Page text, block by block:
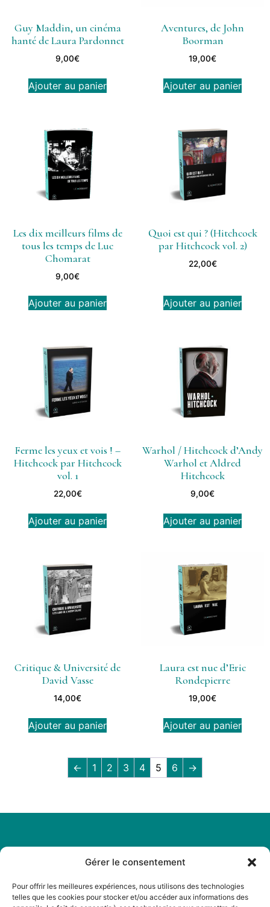
Gérer le consentement
Pour offrir les meilleures expériences, nous utilisons des technologies
telles que les cookies pour stocker et/ou accéder aux informations des
Guy Maddin, un cinéma
hanté de Laura Pardonnet
9,00€
Ajouter au panier
Aventures, de John
Boorman
19,00€
Ajouter au panier
Les dix meilleurs films de
tous les temps de Luc
Chomarat
9,00€
Ajouter au panier
Quoi est qui ? (Hitchcock
par Hitchcock vol. 2)
22,00€
Ajouter au panier
Ferme les yeux et vois ! –
Hitchcock par Hitchcock
vol. 1
22,00€
Ajouter au panier
Warhol / Hitchcock d’Andy
Warhol et Aldred
Hitchcock
9,00€
Ajouter au panier
Critique & Université de
David Vasse
14,00€
Ajouter au panier
Laura est nue d’Eric
Rondepierre
19,00€
Ajouter au panier
← 1 2 3 4 5 6 →
Accueil
A propos
Mentions
légales